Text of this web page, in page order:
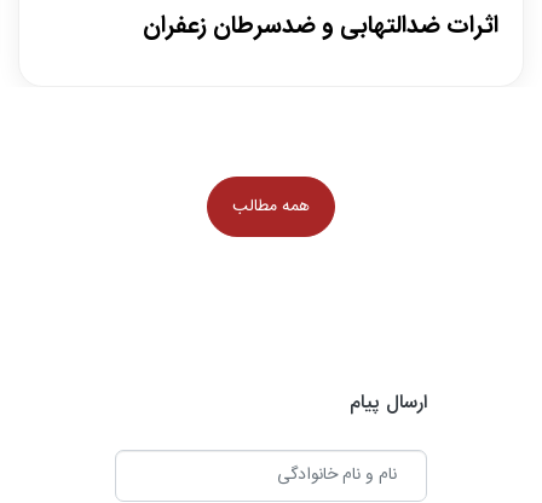
اثرات ضدالتهابی و ضدسرطان زعفران
سافرانال (Safranal) کروستین (Crocetin) این مواد دارای خاصیت
سافرانال (Safranal) کروستین (Crocetin) این مواد دارای خاصیت
آنتی‌اکسیدانی قوی هستند و در سطح سلولی اثر می‌گذارند. ???? اثرات
همه مطالب
ارسال پیام